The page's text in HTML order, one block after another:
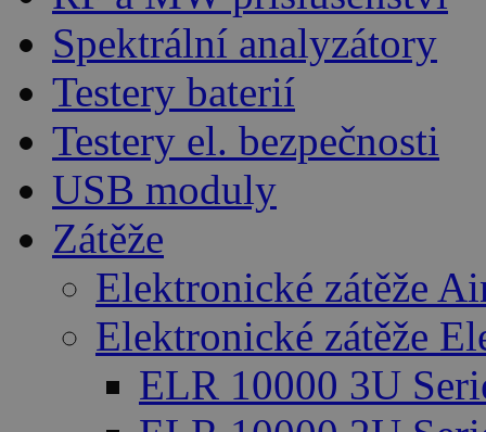
Spektrální analyzátory
Testery baterií
Testery el. bezpečnosti
USB moduly
Zátěže
Elektronické zátěže
Elektronické zátěže
ELR 10000 3U